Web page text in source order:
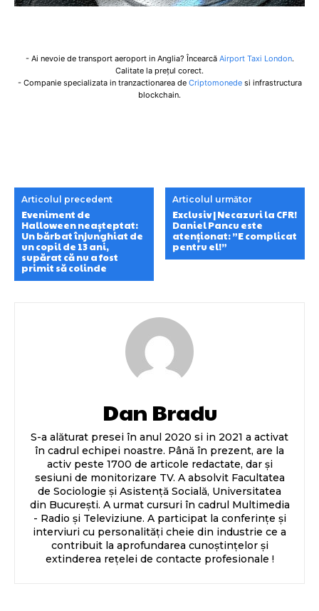
- Ai nevoie de transport aeroport in Anglia? Încearcă Airport Taxi London.
Calitate la prețul corect.
- Companie specializata in tranzactionarea de Criptomonedesi infrastructura
blockchain.
Articolul precedent
Eveniment de
Halloween neașteptat:
Un bărbat înjunghiat de
un copil de 13 ani,
supărat că nu a fost
primit să colinde
Articolul următor
Exclusiv | Necazuri la CFR!
Daniel Pancu este
atenționat: ”E complicat
pentru el!”
Dan Bradu
S-a alăturat presei în anul 2020 si in 2021 a activat
în cadrul echipei noastre. Până în prezent, are la
activ peste 1700 de articole redactate, dar și
sesiuni de monitorizare TV. A absolvit Facultatea
de Sociologie și Asistență Socială, Universitatea
din București. A urmat cursuri în cadrul Multimedia
- Radio și Televiziune. A participat la conferințe și
interviuri cu personalități cheie din industrie ce a
contribuit la aprofundarea cunoștințelor și
extinderea rețelei de contacte profesionale !